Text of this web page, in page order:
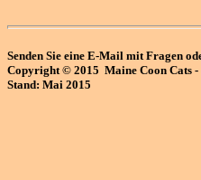
Senden Sie eine E-Mail mit Fragen
Copyright © 2015 Maine Coon Cats -
Stand: Mai 2015